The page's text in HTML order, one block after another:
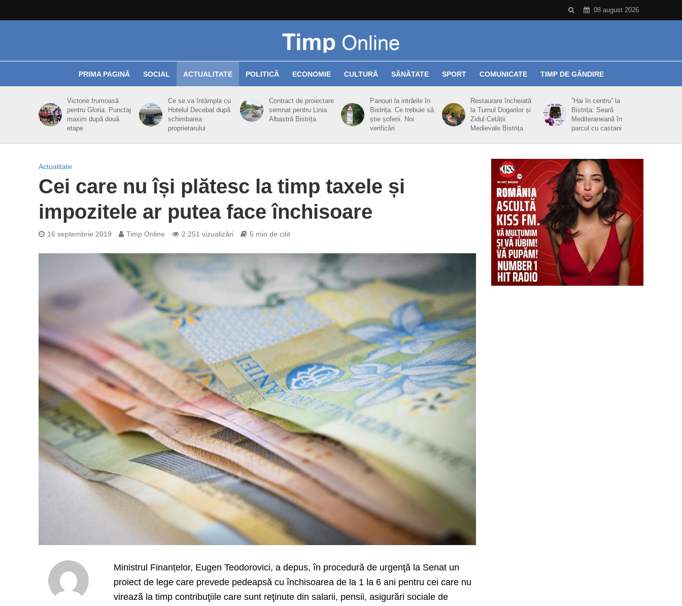
08 august 2026
PRIMA PAGINĂ SOCIAL ACTUALITATE POLITICĂ ECONOMIE CULTURĂ SĂNĂTATE SPORT COMUNICATE TIMP DE GÂNDIRE
Victorie frumoasă
pentru Gloria. Punctaj
maxim după două
etape
Ce se va întâmpla cu
Hotelul Decebal după
schimbarea
proprietarului
Contract de proiectare
semnat pentru Linia
Albastră Bistrița
Panouri la intrările în
Bistrița. Ce trebuie să
știe șoferii. Noi
verificări
Restaurare încheiată
la Turnul Dogarilor și
Zidul Cetății
Medievale Bistrița
”Hai în centru” la
Bistrița: Seară
Mediteraneană în
parcul cu castani
Actualitate
Cei care nu își plătesc la timp taxele și
impozitele ar putea face închisoare
16 septembrie 2019 Timp Online 2.251 vizualizări 5 min de citit
Ministrul Finanțelor, Eugen Teodorovici, a depus, în procedură de urgenţă la Senat un
proiect de lege care prevede pedeapsă cu închisoarea de la 1 la 6 ani pentru cei care nu
virează la timp contribuţiile care sunt reţinute din salarii, pensii, asigurări sociale de